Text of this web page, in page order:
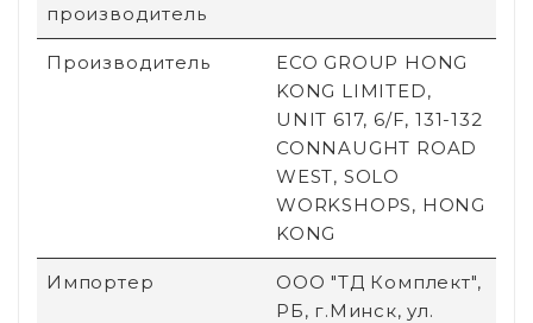
производитель
Производитель
ECO GROUP HONG
KONG LIMITED,
UNIT 617, 6/F, 131-132
CONNAUGHT ROAD
WEST, SOLO
WORKSHOPS, HONG
KONG
Импортер
ООО "ТД Комплект",
РБ, г.Минск, ул.